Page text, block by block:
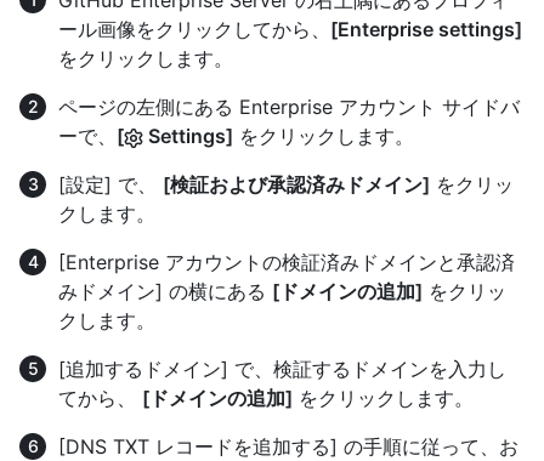
ール画像をクリックしてから、 [Enterprise settings]
をクリックします。
ページの左側にある Enterprise アカウント サイドバ
ーで、 [ Settings] をクリックします。
[設定] で、 [検証および承認済みドメイン] をクリッ
クします。
[Enterprise アカウントの検証済みドメインと承認済
みドメイン] の横にある [ドメインの追加] をクリッ
クします。
[追加するドメイン] で、検証するドメインを入力し
てから、 [ドメインの追加] をクリックします。
[DNS TXT レコードを追加する] の手順に従って、お